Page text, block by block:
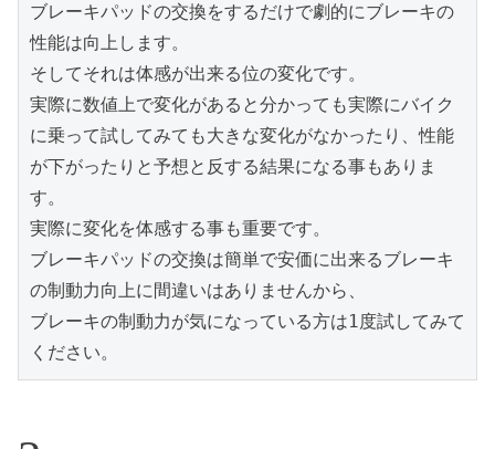
ブレーキパッドの交換をするだけで劇的にブレーキの
性能は向上します。
そしてそれは体感が出来る位の変化です。
実際に数値上で変化があると分かっても実際にバイク
に乗って試してみても大きな変化がなかったり、性能
が下がったりと予想と反する結果になる事もありま
す。
実際に変化を体感する事も重要です。
ブレーキパッドの交換は簡単で安価に出来るブレーキ
の制動力向上に間違いはありませんから、
ブレーキの制動力が気になっている方は1度試してみて
ください。